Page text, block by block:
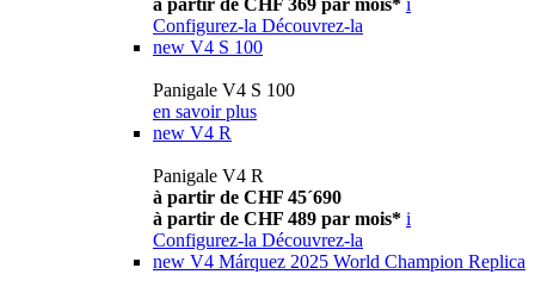
à partir de CHF 369 par mois* i
Configurez-la Découvrez-la
new V4 S 100
Panigale V4 S 100
en savoir plus
new V4 R
Panigale V4 R
à partir de CHF 45´690
à partir de CHF 489 par mois* i
Configurez-la Découvrez-la
new V4 Márquez 2025 World Champion Replica